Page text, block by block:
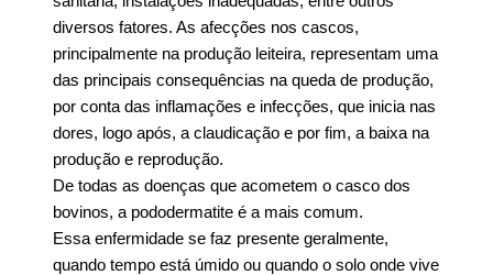
diversos fatores. As afecções nos cascos,
principalmente na produção leiteira, representam uma
das principais consequências na queda de produção,
por conta das inflamações e infecções, que inicia nas
dores, logo após, a claudicação e por fim, a baixa na
produção e reprodução.
De todas as doenças que acometem o casco dos
bovinos, a pododermatite é a mais comum.
Essa enfermidade se faz presente geralmente,
quando tempo está úmido ou quando o solo onde vive